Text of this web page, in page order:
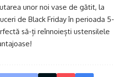
unor noi vase de gătit, la
de Black Friday în perioada 5-
să-ți reînnoiești ustensilele